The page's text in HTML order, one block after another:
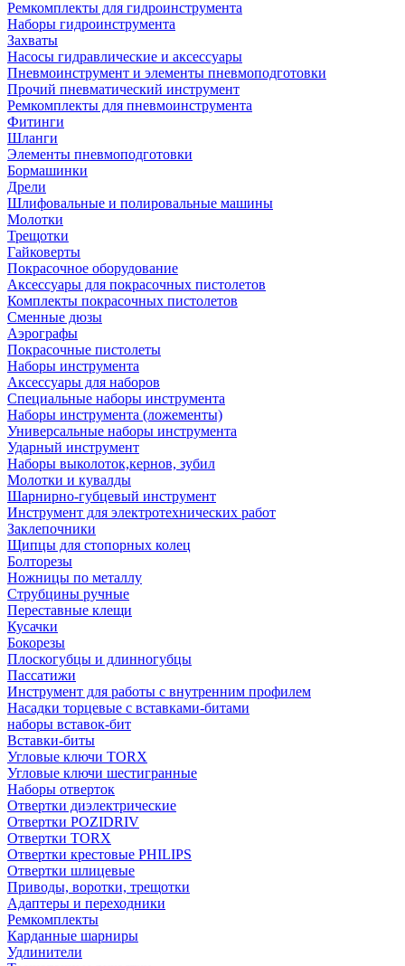
Ремкомплекты для гидроинструмента
Наборы гидроинструмента
Захваты
Насосы гидравлические и аксессуары
Пневмоинструмент и элементы пневмоподготовки
Прочий пневматический инструмент
Ремкомплекты для пневмоинструмента
Фитинги
Шланги
Элементы пневмоподготовки
Бормашинки
Дрели
Шлифовальные и полировальные машины
Молотки
Трещотки
Гайковерты
Покрасочное оборудование
Аксессуары для покрасочных пистолетов
Комплекты покрасочных пистолетов
Сменные дюзы
Аэрографы
Покрасочные пистолеты
Наборы инструмента
Аксессуары для наборов
Специальные наборы инструмента
Наборы инструмента (ложементы)
Универсальные наборы инструмента
Ударный инструмент
Наборы выколоток,кернов, зубил
Молотки и кувалды
Шарнирно-губцевый инструмент
Инструмент для электротехнических работ
Заклепочники
Щипцы для стопорных колец
Болторезы
Ножницы по металлу
Струбцины ручные
Переставные клещи
Кусачки
Бокорезы
Плоскогубцы и длинногубцы
Пассатижи
Инструмент для работы с внутренним профилем
Насадки торцевые с вставками-битами
наборы вставок-бит
Вставки-биты
Угловые ключи TORX
Угловые ключи шестигранные
Наборы отверток
Отвертки диэлектрические
Отвертки POZIDRIV
Отвертки TORX
Отвертки крестовые PHILIPS
Отвертки шлицевые
Приводы, воротки, трещотки
Адаптеры и переходники
Ремкомплекты
Карданные шарниры
Удлинители